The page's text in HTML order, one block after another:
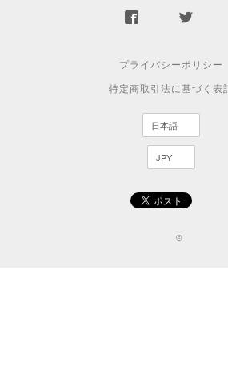
プライバシーポリシー
特定商取引法に基づく表
©